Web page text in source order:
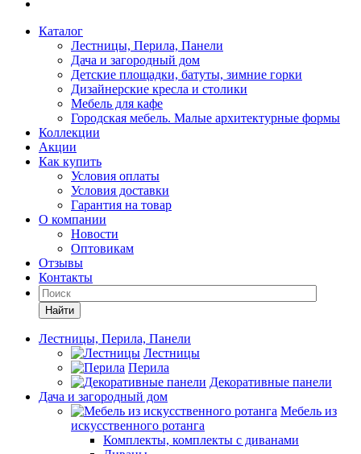
Каталог
Лестницы, Перила, Панели
Дача и загородный дом
Детские площадки, батуты, зимние горки
Дизайнерские кресла и столики
Мебель для кафе
Городская мебель. Малые архитектурные формы
Коллекции
Акции
Как купить
Условия оплаты
Условия доставки
Гарантия на товар
О компании
Новости
Оптовикам
Отзывы
Контакты
Найти
Лестницы, Перила, Панели
Лестницы
Перила
Декоративные панели
Дача и загородный дом
Мебель из
искусственного ротанга
Комплекты, комплекты с диванами